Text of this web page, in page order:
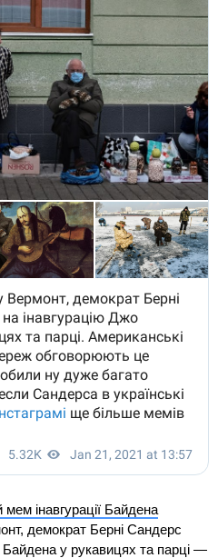
інавгурації Байдена
демократ Берні Сандерс
у рукавицях та парці —